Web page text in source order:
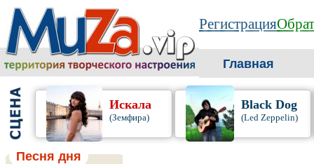
Регистрация
Главная
Искала
(Земфира)
Black Dog
(Led Zeppelin)
Песня дня